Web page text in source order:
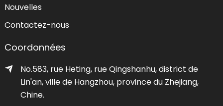
Nouvelles
Contactez-nous
Coordonnées
No.583, rue Heting, rue Qingshanhu, district de
Lin'an, ville de Hangzhou, province du Zhejiang,
Chine.